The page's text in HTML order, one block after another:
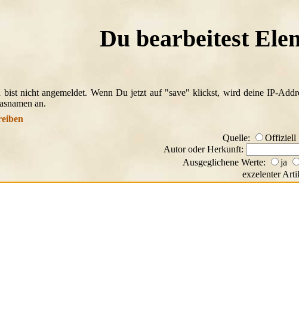
Du bearbeitest
bist nicht angemeldet. Wenn Du jetzt auf "save" klickst, wird deine IP-
an.
Quelle:
Offiziell
Autor oder Herkunft:
Ausgeglichene Werte:
ja
exzelenter